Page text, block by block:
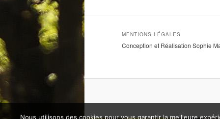
MENTIONS LÉGALES
Conception et Réalisation Sophie
Nous utilisons des cookies pour vous garantir la meilleure